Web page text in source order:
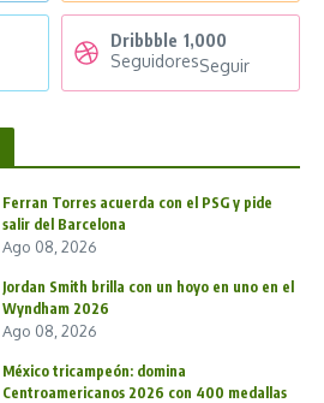
Dribbble 1,000
SeguidoresSeguir
Ferran Torres acuerda con el PSG y pide
salir del Barcelona
Ago 08, 2026
Jordan Smith brilla con un hoyo en uno en el
Wyndham 2026
Ago 08, 2026
México tricampeón: domina
Centroamericanos 2026 con 400 medallas